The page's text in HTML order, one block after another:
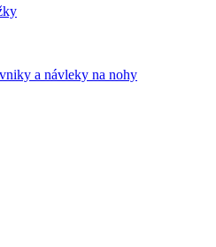
a návleky na nohy